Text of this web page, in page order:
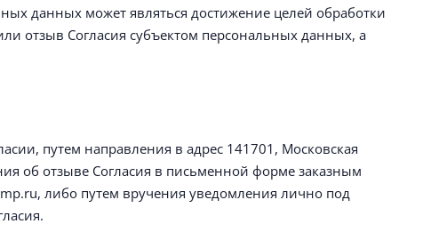
данных может являться достижение целей обработки
отзыв Согласия субъектом персональных данных, а
путем направления в адрес 141701, Московская
отзыве Согласия в письменной форме заказным
либо путем вручения уведомления лично под